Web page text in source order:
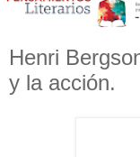
Henri
y la acción.